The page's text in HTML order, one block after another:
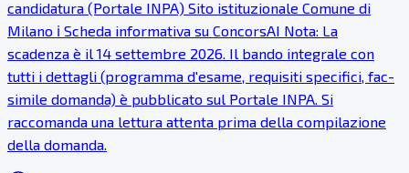
candidatura (Portale INPA) Sito istituzionale Comune di
Milano ℹ Scheda informativa su ConcorsAI Nota: La
scadenza è il 14 settembre 2026. Il bando integrale con
tutti i dettagli (programma d'esame, requisiti specifici, fac-
simile domanda) è pubblicato sul Portale INPA. Si
raccomanda una lettura attenta prima della compilazione
della domanda.